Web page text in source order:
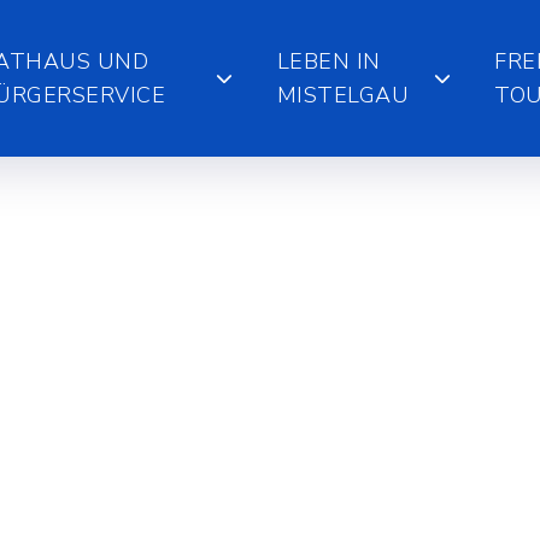
UND
LEBEN IN
MISTELGAU